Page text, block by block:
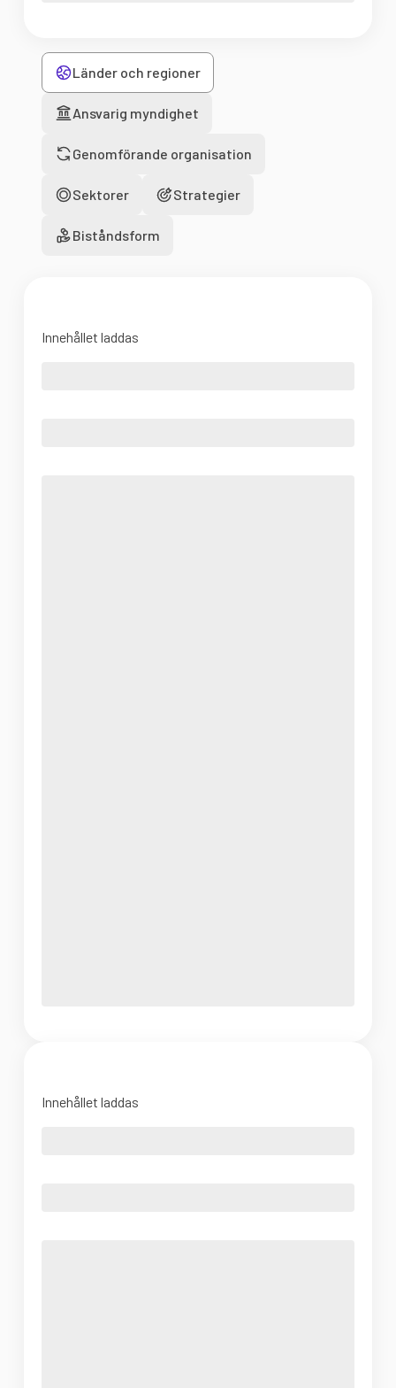
Länder och regioner
Ansvarig myndighet
Genomförande organisation
Sektorer Strategier
Biståndsform
Innehållet laddas
Innehållet laddas